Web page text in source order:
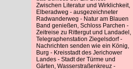
Zwischen Literatur und Wirklichkeit,
Elberadweg - ausgezeichneter
Radwanderweg - Natur am Blauen
Band genießen, Schloss Parchen -
Zeitreise zu Rittergut und Landadel,
Telegraphenstation Ziegelsdorf -
Nachrichten senden wie ein König,
Burg - Kreisstadt des Jerichower
Landes - Stadt der Türme und
Gärten, Wasserstraßenkreuz -